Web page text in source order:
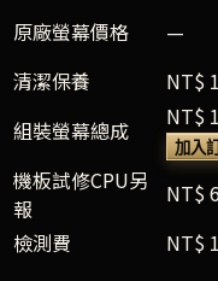
原廠螢幕價格
—
清潔保養 NT$
組裝螢幕總成
NT$
加入
機板試修CPU另
報
NT$
檢測費
NT$